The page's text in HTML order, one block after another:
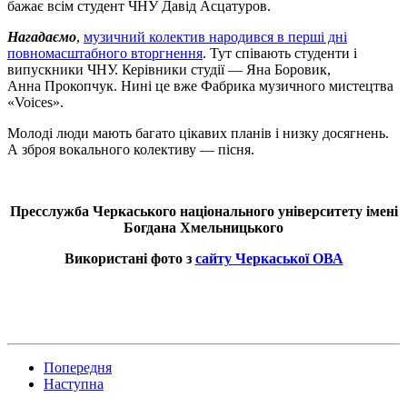
бажає всім студент ЧНУ Давід Асцатуров.
Нагадаємо, музичний колектив народився в перші дні
повномасштабного вторгнення. Тут співають студенти і
випускники ЧНУ. Керівники студії — Яна Боровик,
Анна Прокопчук. Нині це вже Фабрика музичного мистецтва
«Voices».
Молоді люди мають багато цікавих планів і низку досягнень.
А зброя вокального колективу — пісня.
Пресслужба Черкаського національного університету імені
Богдана Хмельницького
Використані фото з сайту Черкаської ОВА
Попередня
Наступна